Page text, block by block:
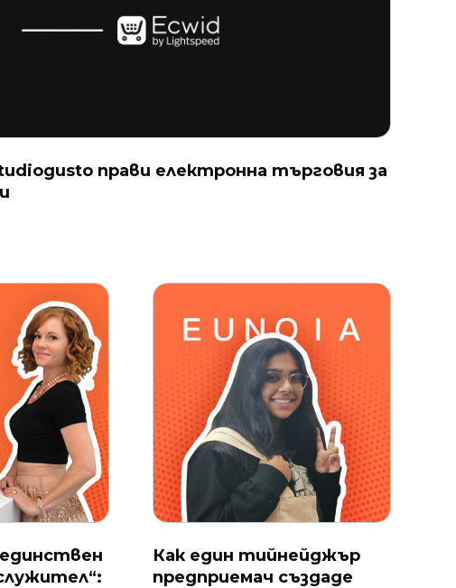
прави електронна търговия за
Как един тийнейджър
предприемач създаде